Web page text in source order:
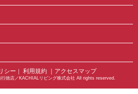
シー ｜ 利用規約 ｜アクセスマップ
徳店／KACHIALリビング株式会社 All rights reserved.